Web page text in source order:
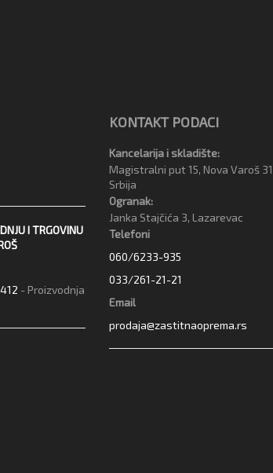
I TRGOVINU
- Proizvodnja
KONTAKT PODACI
Kancelarija i skladište:
Magistralni put 15, Nova Varoš
Srbija
Ogranak:
Janka Stajčića 3, Lazarevac
Telefoni
060/6233-935
033/261-21-21
Email
prodaja@zastitnaoprema.rs